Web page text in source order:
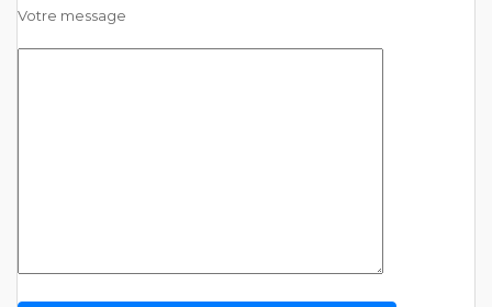
Votre message